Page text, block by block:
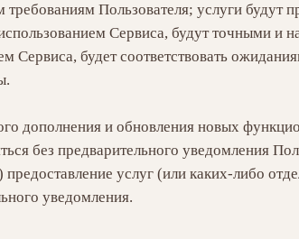
требованиям Пользователя; услуги
Сервиса, будут точными и
будет соответствовать
дополнения и обновления новых
без предварительного уведомления
услуг (или каких-либо
уведомления.